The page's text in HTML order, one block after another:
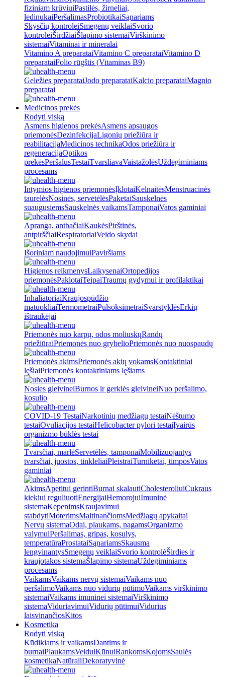
fiziniam krūviuiPastilės, žirneliai,
ledinukaiPeršalimasProbiotikaiSąnariams
Skysčių kontroleiSmegenų veiklaiSvorio
kontroleiŠirdžiaiŠlapimo sistemaiVirškinimo
sistemaiVitaminai ir mineralai
Vitamino A preparataiVitamino C preparataiVitamino D
preparataiFolio rūgštis (Vitaminas B9)
Geležies preparataiJodo preparataiKalcio preparataiMagnio
preparatai
Medicinos prekės
Rodyti viską
Asmens higienos prekėsAsmens apsaugos
priemonėsDezinfekcijaLigonių priežiūra ir
reabilitacijaMedicinos technikaOdos priežiūra ir
regeneracijaOptikos
prekėsPeršalusTestaiTvarsliavaVaistažolėsUždegiminiams
procesams
Intymios higienos priemonėsĮklotaiKelnaitėsMenstruacinės
taurelėsNosinės, servetėlėsPaketaiSauskelnės
suaugusiemsSauskelnės vaikamsTamponaiVatos gaminiai
Apranga, antbačiaiKaukėsPirštinės,
antpirščiaiRespiratoriaiVeido skydai
Išoriniam naudojimuiPaviršiams
Higienos reikmenysLaikysenaiOrtopedijos
priemonėsPaklotaiTeipaiTraumų gydymui ir profilaktikai
InhaliatoriaiKraujospūdžio
matuokliaiTermometraiPulsoksimetraiSvarstyklėsErkių
ištraukėjai
Priemonės nuo karpų, odos moliuskųRandų
priežiūraiPriemonės nuo grybelioPriemonės nuo nuospaudų
Priemonės akimsPriemonės akių vokamsKontaktiniai
lęšiaiPriemonės kontaktiniams lęšiams
Nosies gleivineiBurnos ir gerklės gleivineiNuo peršalimo,
kosulio
COVID-19 TestaiNarkotinių medžiagų testaiNėštumo
testaiOvuliacijos testaiHelicobacter pylori testaiĮvairūs
organizmo būklės testai
Tvarsčiai, marlėServetėlės, tamponaiMobilizuojantys
tvarsčiai, juostos, tinkleliaiPleistraiTurniketai, timposVatos
gaminiai
AkimsApetitui gerintiBurnai skalautiCholesteroliuiCukraus
kiekiui reguliuotiEnergijaiHemorojuiImuninė
sistemaKepenimsKraujavimui
stabdytiMoterimsMaitinančiomsMedžiagų apykaitai
Nervų sistemaOdai, plaukams, nagamsOrganizmo
valymuiPeršalimas, gripas, kosulys,
temperatūraProstataiSąnariamsSkausmą
lengvinantysSmegenų veiklaiSvorio kontrolėŠirdies ir
kraujotakos sistemaŠlapimo sistemaUždegiminiams
procesams
VaikamsVaikams nervų sistemaiVaikams nuo
peršalimoVaikams nuo vidurių pūtimoVaikams virškinimo
sistemaiVaikams imuninei sistemaiVirškinimo
sistemaViduriavimuiVidurių pūtimuiVidurius
laisvinančiosKitos
Kosmetika
Rodyti viską
Kūdikiams ir vaikamsDantims ir
burnaiPlaukamsVeiduiKūnuiRankomsKojomsSaulės
kosmetikaNatūraliDekoratyvinė